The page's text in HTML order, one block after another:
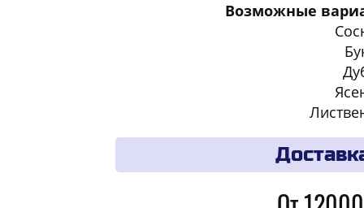
Возможные